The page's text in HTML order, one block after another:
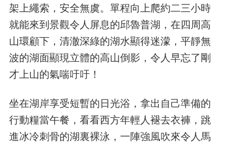
架上繩索，安全無虞。單程向上爬約二三小時
就能來到景觀令人屏息的邱魯普湖，在四周高
山環顧下，清澈深綠的湖水顯得迷濛，平靜無
波的湖面顯現立體的高山倒影，令人早忘了剛
才上山的氣喘吁吁！
坐在湖岸享受短暫的日光浴，拿出自己準備的
行動糧當午餐，看看西方年輕人褪去衣褲，跳
進冰冷刺骨的湖裏裸泳，一陣強風吹來令人馬